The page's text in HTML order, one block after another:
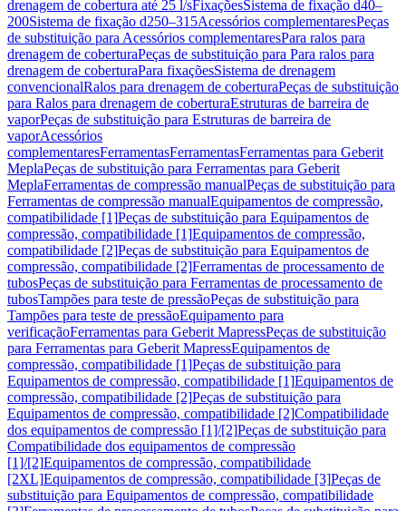
drenagem de cobertura até 25 l/sFixaçõesSistema de fixação d40–
200Sistema de fixação d250–315Acessórios complementaresPeças
de substituição para Acessórios complementaresPara ralos para
drenagem de coberturaPeças de substituição para Para ralos para
drenagem de coberturaPara fixaçõesSistema de drenagem
convencionalRalos para drenagem de coberturaPeças de substituição
para Ralos para drenagem de coberturaEstruturas de barreira de
vaporPeças de substituição para Estruturas de barreira de
vaporAcessórios
complementaresFerramentasFerramentasFerramentas para Geberit
MeplaPeças de substituição para Ferramentas para Geberit
MeplaFerramentas de compressão manualPeças de substituição para
Ferramentas de compressão manualEquipamentos de compressão,
compatibilidade [1]Peças de substituição para Equipamentos de
compressão, compatibilidade [1]Equipamentos de compressão,
compatibilidade [2]Peças de substituição para Equipamentos de
compressão, compatibilidade [2]Ferramentas de processamento de
tubosPeças de substituição para Ferramentas de processamento de
tubosTampões para teste de pressãoPeças de substituição para
Tampões para teste de pressãoEquipamento para
verificaçãoFerramentas para Geberit MapressPeças de substituição
para Ferramentas para Geberit MapressEquipamentos de
compressão, compatibilidade [1]Peças de substituição para
Equipamentos de compressão, compatibilidade [1]Equipamentos de
compressão, compatibilidade [2]Peças de substituição para
Equipamentos de compressão, compatibilidade [2]Compatibilidade
dos equipamentos de compressão [1]/[2]Peças de substituição para
Compatibilidade dos equipamentos de compressão
[1]/[2]Equipamentos de compressão, compatibilidade
[2XL]Equipamentos de compressão, compatibilidade [3]Peças de
substituição para Equipamentos de compressão, compatibilidade